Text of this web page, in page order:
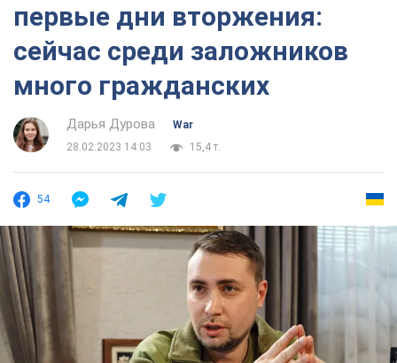
первые дни вторжения:
сейчас среди заложников
много гражданских
Дарья Дурова
War
28.02.2023 14:03
15,4 т.
54